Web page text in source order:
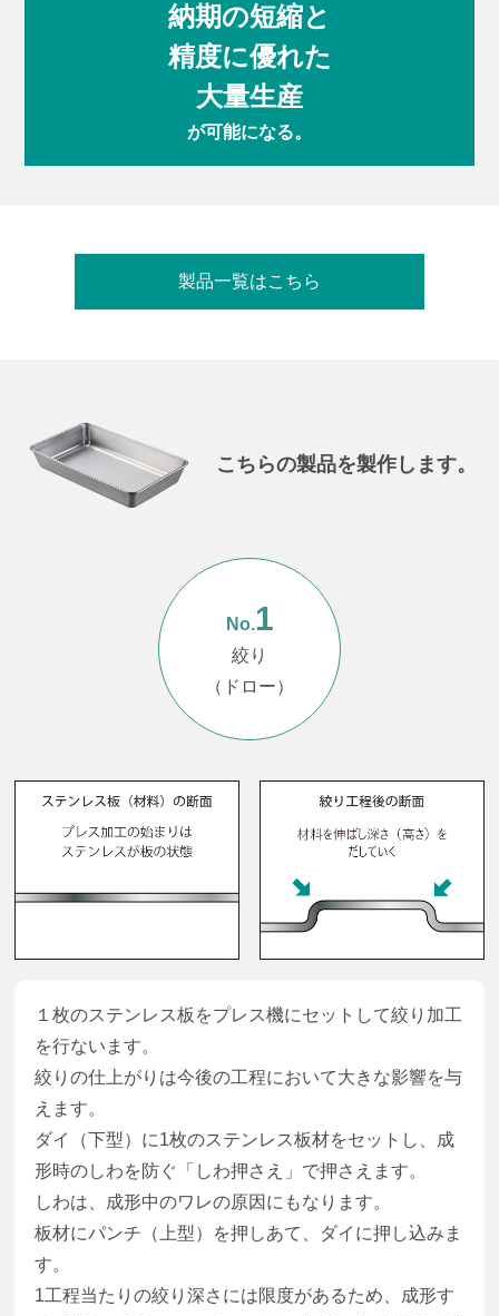
納期の短縮と
精度に優れた
大量生産
が可能になる。
製品一覧はこちら
こちらの製品を製作します。
No.1
絞り
（ドロー）
１枚のステンレス板をプレス機にセットして絞り加工
を行ないます。
絞りの仕上がりは今後の工程において大きな影響を与
えます。
ダイ（下型）に1枚のステンレス板材をセットし、成
形時のしわを防ぐ「しわ押さえ」で押さえます。
しわは、成形中のワレの原因にもなります。
板材にパンチ（上型）を押しあて、ダイに押し込みま
す。
1工程当たりの絞り深さには限度があるため、成形す